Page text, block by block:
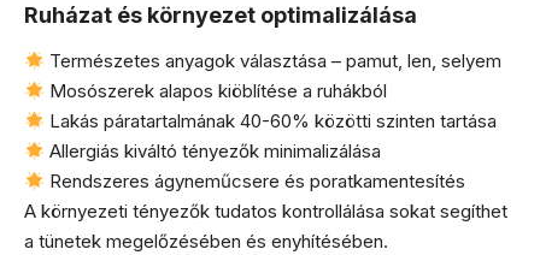
Ruházat és környezet optimalizálása
Természetes anyagok választása – pamut, len, selyem
Mosószerek alapos kiöblítése a ruhákból
Lakás páratartalmának 40-60% közötti szinten tartása
Allergiás kiváltó tényezők minimalizálása
Rendszeres ágyneműcsere és poratkamentesítés
A környezeti tényezők tudatos kontrollálása sokat segíthet
a tünetek megelőzésében és enyhítésében.